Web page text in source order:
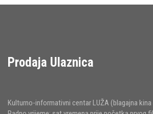
Prodaja Ulaznica
Kulturno-informativni centar LUŽA (blagajna